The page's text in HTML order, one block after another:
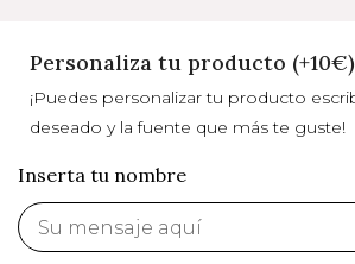
Personaliza tu producto (+10€)
¡Puedes personalizar tu producto
deseado y la fuente que más te guste!
Inserta tu nombre